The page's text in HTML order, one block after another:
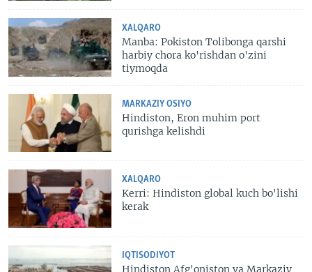
XALQARO
Manba: Pokiston Tolibonga qarshi
harbiy chora ko'rishdan o'zini
tiymoqda
MARKAZIY OSIYO
Hindiston, Eron muhim port
qurishga kelishdi
XALQARO
Kerri: Hindiston global kuch bo'lishi
kerak
IQTISODIYOT
Hindiston Afg'oniston va Markaziy